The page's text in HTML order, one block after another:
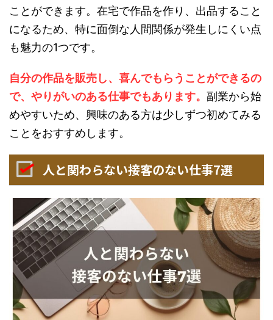
ことができます。在宅で作品を作り、出品すること
になるため、特に面倒な人間関係が発生しにくい点
も魅力の1つです。
自分の作品を販売し、喜んでもらうことができるの
で、やりがいのある仕事でもあります。 副業から始
めやすいため、興味のある方は少しずつ初めてみる
ことをおすすめします。
人と関わらない接客のない仕事7選